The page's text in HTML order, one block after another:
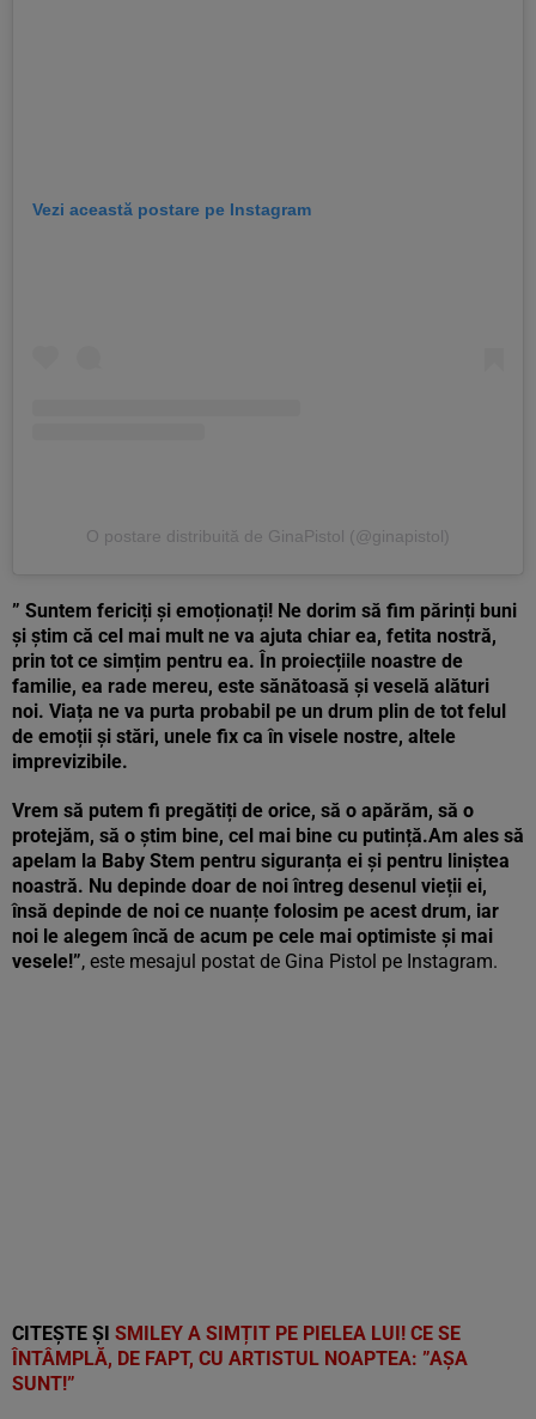
Vezi această postare pe Instagram
O postare distribuită de GinaPistol (@ginapistol)
” Suntem fericiți și emoționați! Ne dorim să fim părinți buni
și știm că cel mai mult ne va ajuta chiar ea, fetita nostră,
prin tot ce simțim pentru ea. În proiecțiile noastre de
familie, ea rade mereu, este sănătoasă și veselă alături
noi. Viața ne va purta probabil pe un drum plin de tot felul
de emoții și stări, unele fix ca în visele nostre, altele
imprevizibile.
Vrem să putem fi pregătiți de orice, să o apărăm, să o
protejăm, să o știm bine, cel mai bine cu putință.Am ales să
apelam la Baby Stem pentru siguranța ei și pentru liniștea
noastră. Nu depinde doar de noi întreg desenul vieții ei,
însă depinde de noi ce nuanțe folosim pe acest drum, iar
noi le alegem încă de acum pe cele mai optimiste și mai
vesele!”, este mesajul postat de Gina Pistol pe Instagram.
CITEȘTE ȘI SMILEY A SIMȚIT PE PIELEA LUI! CE SE
ÎNTÂMPLĂ, DE FAPT, CU ARTISTUL NOAPTEA: ”AȘA
SUNT!”